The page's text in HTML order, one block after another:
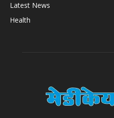
Latest News
Health